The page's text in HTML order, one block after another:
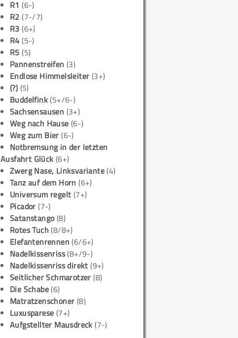
R1 (6-)
R2 (7-/7)
R3 (6+)
R4 (5-)
R5 (5)
Pannenstreifen (3)
Endlose Himmelsleiter (3+)
(?) (5)
Buddelfink(5+/6-)
Sachsensausen (3+)
Weg nach Hause (6-)
Weg zum Bier (6-)
Notbremsung in der letzten
Ausfahrt Glück (6+)
Zwerg Nase, Linksvariante(4)
Tanz auf dem Horn (6+)
Universum regelt (7+)
Picador (7-)
Satanstango(8)
Rotes Tuch(8/8+)
Elefantenrennen(6/6+)
Nadelkissenriss(8+/9-)
Nadelkissenriss direkt (9+)
Seitlicher Schmarotzer (8)
Die Schabe(6)
Matratzenschoner (8)
Luxusparese (7+)
Aufgstellter Mausdreck (7-)